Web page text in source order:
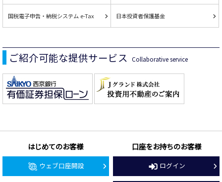
国税電子申告・納税システム e-Tax 日本投資者保護基金
ご紹介可能な提供サービス Collaborative service
はじめてのお客様
ウェブ口座開設
口座をお持ちのお客様
ログイン